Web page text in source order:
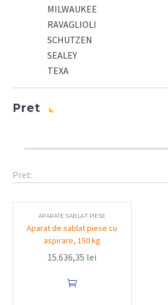
MILWAUKEE
RAVAGLIOLI
SCHUTZEN
SEALEY
TEXA
Pret
Pret:
APARATE SABLAT PIESE
Aparat de sablat piese cu
aspirare, 150 kg
15.636,35 lei
